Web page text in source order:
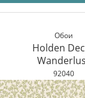
Обои
Holden
92040